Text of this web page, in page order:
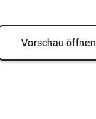
Vorschau öffnen